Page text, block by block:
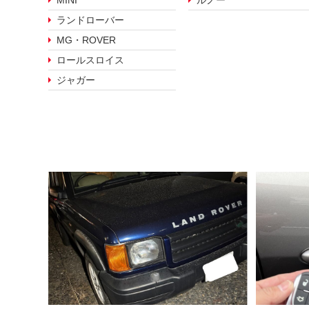
ランドローバー
MG・ROVER
ロールスロイス
ジャガー